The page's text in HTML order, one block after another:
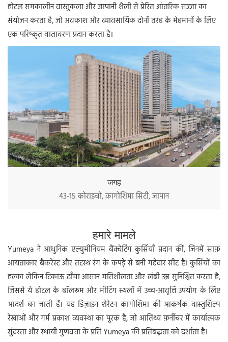
होटल समकालीन वास्तुकला और जापानी शैली से प्रेरित आंतरिक सज्जा का
संयोजन करता है, जो अवकाश और व्यावसायिक दोनों तरह के मेहमानों के लिए
एक परिष्कृत वातावरण प्रदान करता है।
जगह
43-15 कोराइचो, कागोशिमा सिटी, जापान
हमारे मामले
Yumeya ने आधुनिक एल्युमीनियम बैंक्वेटिंग कुर्सियाँ प्रदान कीं, जिनमें साफ़
आयताकार बैकरेस्ट और तटस्थ रंग के कपड़े से बनी गद्देदार सीट है। कुर्सियों का
हल्का लेकिन टिकाऊ ढाँचा आसान गतिशीलता और लंबी उम्र सुनिश्चित करता है,
जिससे ये होटल के बॉलरूम और मीटिंग स्थलों में उच्च-आवृत्ति उपयोग के लिए
आदर्श बन जाती हैं। यह डिज़ाइन शेरेटन कागोशिमा की आकर्षक वास्तुशिल्प
रेखाओं और गर्म प्रकाश व्यवस्था का पूरक है, जो आतिथ्य फ़र्नीचर में कार्यात्मक
सुंदरता और स्थायी गुणवत्ता के प्रति Yumeya की प्रतिबद्धता को दर्शाता है।